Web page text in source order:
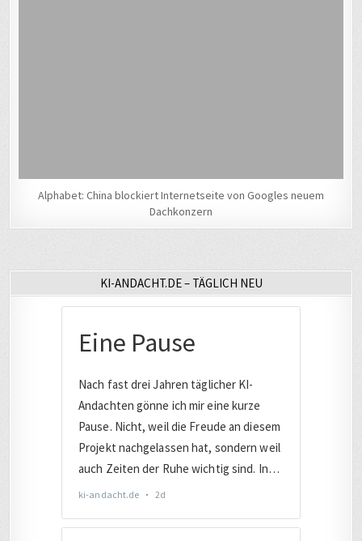
Alphabet: China blockiert Internetseite von Googles neuem
Dachkonzern
KI-ANDACHT.DE – TÄGLICH NEU